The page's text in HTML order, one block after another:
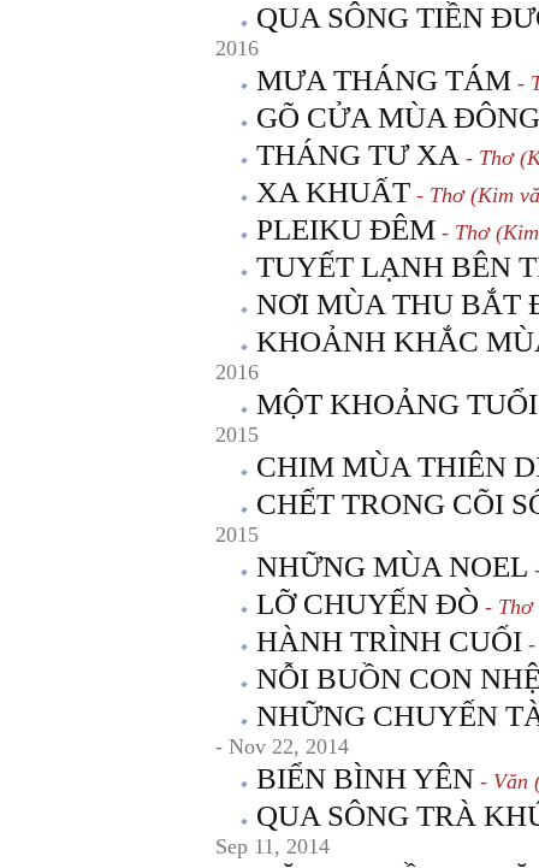
QUA SÔNG TIỀN
2016
MƯA THÁNG TÁM -
GÕ CỬA MÙA ĐÔNG
THÁNG TƯ XA - Thơ
XA KHUẤT - Thơ (Kim
PLEIKU ĐÊM - Thơ
TUYẾT LẠNH BÊN
NƠI MÙA THU BẮT
KHOẢNH KHẮC
2016
MỘT KHOẢNG
2015
CHIM MÙA THIÊN
CHẾT TRONG CÕI
2015
NHỮNG MÙA NOEL
LỠ CHUYẾN ĐÒ - Thơ
HÀNH TRÌNH CUỐI -
NỖI BUỒN CON
NHỮNG CHUYẾN
- Nov 22, 2014
BIỂN BÌNH YÊN - Văn
QUA SÔNG TRÀ
Sep 11, 2014